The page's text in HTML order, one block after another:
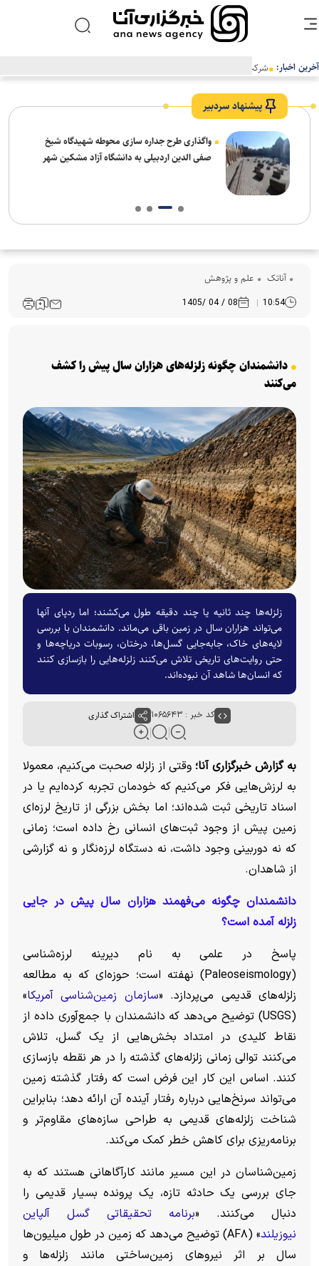
آخرین اخبار: شرکت EVgo نصب سوپرشارژرهای نسل چهارم تسلا را در آمریکا آغاز می‌کند
پیشنهاد سردبیر
واگذاری طرح جداره سازی محوطه شهیدگاه شیخ
صفی الدین اردبیلی به دانشگاه آزاد مشکین شهر
آناتک علم و پژوهش
10:54
08 / 04 /1405
دانشمندان چگونه زلزله‌های هزاران سال پیش را کشف
می‌کنند
زلزله‌ها چند ثانیه یا چند دقیقه طول می‌کشند؛ اما ردپای آنها
می‌تواند هزاران سال در زمین باقی می‌ماند. دانشمندان با بررسی
لایه‌های خاک، جابه‌جایی گسل‌ها، درختان، رسوبات دریاچه‌ها و
حتی روایت‌های تاریخی تلاش می‌کنند زلزله‌هایی را بازسازی کنند
که انسان‌ها شاهد آن نبوده‌اند.
کد خبر : ۱۰۶۵۶۴۳ اشتراک گذاری
به گزارش خبرگزاری آنا؛ وقتی از زلزله صحبت می‌کنیم، معمولا
به لرزش‌هایی فکر می‌کنیم که خودمان تجربه کرده‌ایم یا در
اسناد تاریخی ثبت شده‌اند؛ اما بخش بزرگی از تاریخ لرزه‌ای
زمین پیش از وجود ثبت‌های انسانی رخ داده است؛ زمانی
که نه دوربینی وجود داشت، نه دستگاه لرزه‌نگار و نه گزارشی
از شاهدان.
دانشمندان چگونه می‌فهمند هزاران سال پیش در جایی
زلزله آمده است؟
پاسخ در علمی به نام دیرینه لرزه‌شناسی
(Paleoseismology) نهفته است؛ حوزه‌ای که به مطالعه
زلزله‌های قدیمی می‌پردازد. «سازمان زمین‌شناسی آمریکا»
(USGS) توضیح می‌دهد که دانشمندان با جمع‌آوری داده از
نقاط کلیدی در امتداد بخش‌هایی از یک گسل، تلاش
می‌کنند توالی زمانی زلزله‌های گذشته را در هر نقطه بازسازی
کنند. اساس این کار این فرض است که رفتار گذشته زمین
می‌تواند سرنخ‌هایی درباره رفتار آینده آن ارائه دهد؛ بنابراین
شناخت زلزله‌های قدیمی به طراحی سازه‌های مقاوم‌تر و
برنامه‌ریزی برای کاهش خطر کمک می‌کند.
زمین‌شناسان در این مسیر مانند کارآگاهانی هستند که به
جای بررسی یک حادثه تازه، یک پرونده بسیار قدیمی را
دنبال می‌کنند. «برنامه تحقیقاتی گسل آلپاین
نیوزیلند
» (AF۸) توضیح می‌دهد که زمین در طول میلیون‌ها
سال بر اثر نیرو‌های زمین‌ساختی مانند زلزله‌ها و